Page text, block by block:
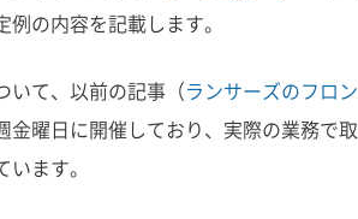
の内容を記載します。
いて、以前の記事（ランサーズのフロ
金曜日に開催しており、 実際の業務で
ます。